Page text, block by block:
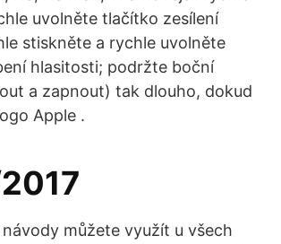
uvolněte tlačítko zesílení
stiskněte a rychle uvolněte
hlasitosti; podržte boční
a zapnout) tak dlouho, dokud
Apple .
můžete využít u všech